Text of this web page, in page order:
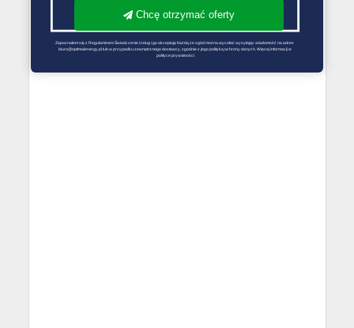
Chcę otrzymać oferty
Zapoznałem się z Regulaminem Świadczenie Usług i go akceptuję Każdą ze zgód można wycofać wysyłając wiadomość na adres
biuro@optimalenergy.pl lub w przypadku zewnętrznego dostawcy, zgodnie z jego polityką ochrony danych. Więcej informacji w
polityce prywatności